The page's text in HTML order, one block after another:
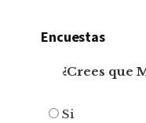
Encuestas
¿Crees que
Si